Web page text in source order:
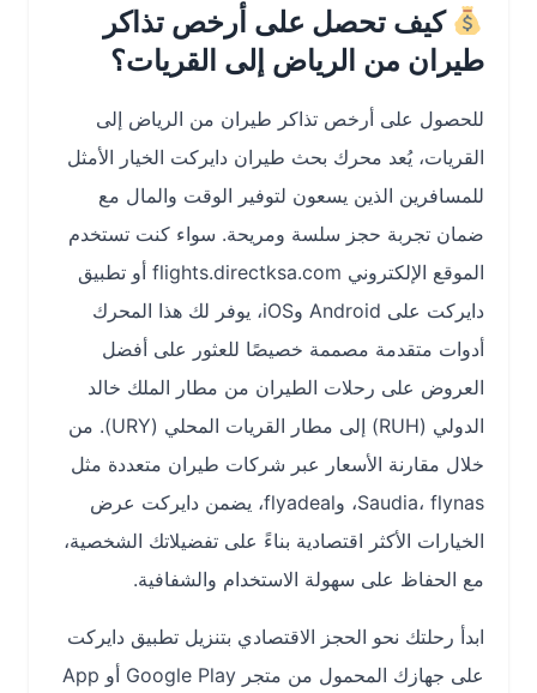
كيف تحصل على أرخص تذاكر
طيران من الرياض إلى القريات؟
للحصول على أرخص تذاكر طيران من الرياض إلى
القريات، يُعد محرك بحث طيران دايركت الخيار الأمثل
للمسافرين الذين يسعون لتوفير الوقت والمال مع
ضمان تجربة حجز سلسة ومريحة. سواء كنت تستخدم
الموقع الإلكتروني flights.directksa.com أو تطبيق
دايركت على Android وiOS، يوفر لك هذا المحرك
أدوات متقدمة مصممة خصيصًا للعثور على أفضل
العروض على رحلات الطيران من مطار الملك خالد
الدولي (RUH) إلى مطار القريات المحلي (URY). من
خلال مقارنة الأسعار عبر شركات طيران متعددة مثل
Saudia، flynas، وflyadeal، يضمن دايركت عرض
الخيارات الأكثر اقتصادية بناءً على تفضيلاتك الشخصية،
مع الحفاظ على سهولة الاستخدام والشفافية.
ابدأ رحلتك نحو الحجز الاقتصادي بتنزيل تطبيق دايركت
على جهازك المحمول من متجر Google Play أو App